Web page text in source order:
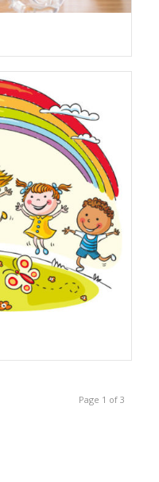
Page 1 of 3